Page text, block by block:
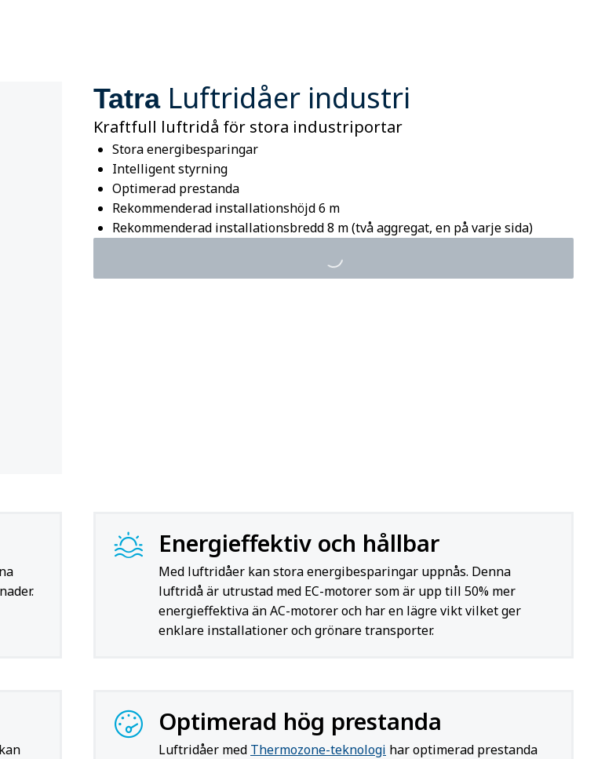
Tatra Luftridåer industri
Kraftfull luftridå för stora industriportar
Stora energibesparingar
Intelligent styrning
Optimerad prestanda
Rekommenderad installationshöjd 6 m
Rekommenderad installationsbredd 8 m (två aggregat, en på varje sida)
.
Energieffektiv och hållbar
Med luftridåer kan stora energibesparingar uppnås. Denna
luftridå är utrustad med EC-motorer som är upp till 50% mer
energieffektiva än AC-motorer och har en lägre vikt vilket ger
enklare installationer och grönare transporter.
Optimerad hög prestanda
Luftridåer med Thermozone-teknologi har optimerad prestanda